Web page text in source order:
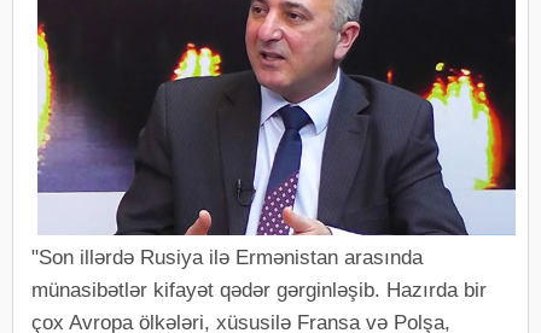
"Son illərdə Rusiya ilə Ermənistan arasında
münasibətlər kifayət qədər gərginləşib. Hazırda bir
çox Avropa ölkələri, xüsusilə Fransa və Polşa,